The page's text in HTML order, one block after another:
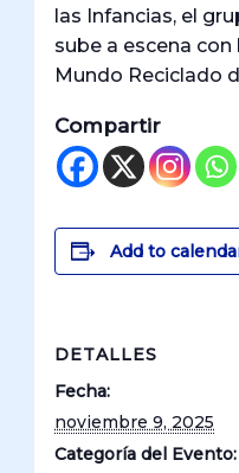
las Infancias, el
sube a escena
Mundo Reciclado
Compartir
Add to
DETALLES
Fecha:
noviembre 9, 2025
Categoría del Evento: